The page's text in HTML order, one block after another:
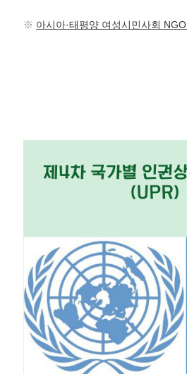
※ 아시아·태평양 여성시민사회 NGO